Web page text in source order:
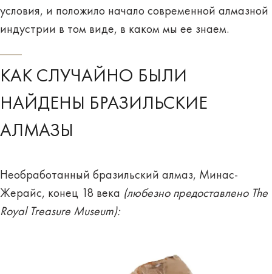
условия, и положило начало современной алмазной
индустрии в том виде, в каком мы ее знаем.
КАК СЛУЧАЙНО БЫЛИ
НАЙДЕНЫ БРАЗИЛЬСКИЕ
АЛМАЗЫ
Необработанный бразильский алмаз, Минас-
Жерайс, конец 18 века (любезно предоставлено The
Royal Treasure Museum):